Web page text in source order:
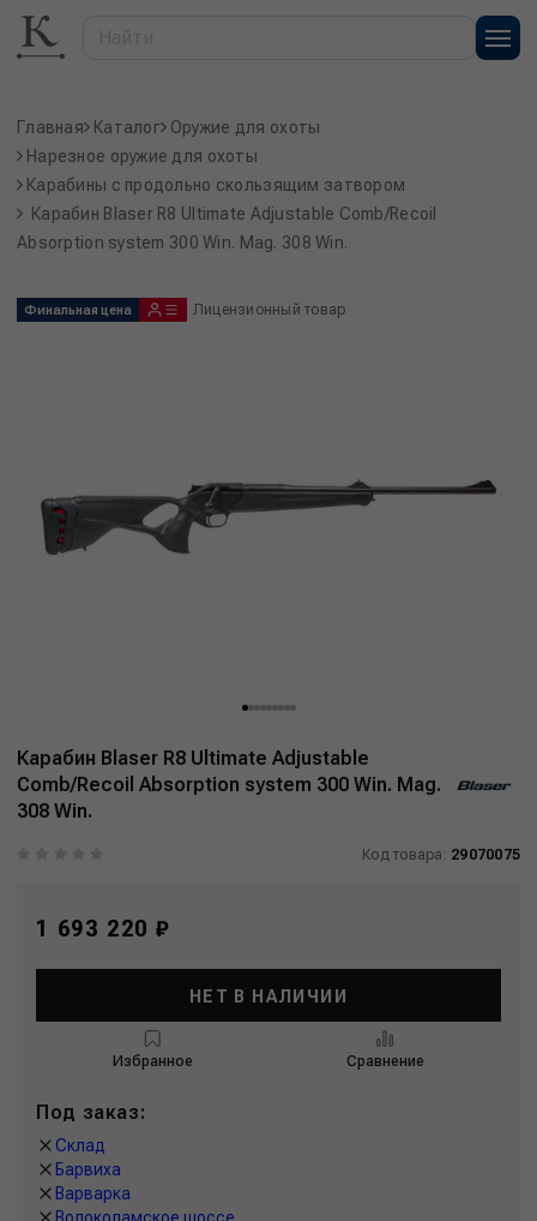
Главная Каталог Оружие для охоты
Нарезное оружие для охоты
Карабины с продольно скользящим затвором
Карабин Blaser R8 Ultimate Adjustable Comb/Recoil
Absorption system 300 Win. Mag. 308 Win.
Финальная цена Лицензионный товар
Карабин Blaser R8 Ultimate Adjustable
Comb/Recoil Absorption system 300 Win. Mag.
308 Win.
Код товара: 29070075
1 693 220 ₽
НЕТ В НАЛИЧИИ
Избранное Сравнение
Под заказ:
Склад
Барвиха
Варварка